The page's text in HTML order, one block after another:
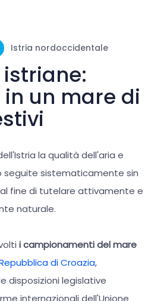
Istria nordoccidentale
un mare di
la qualità dell'aria e
seguite sistematicamente sin
fine di tutelare attivamente e
naturale.
i campionamenti del mare
di Croazia,
disposizioni legislative
internazionali dell'Unione